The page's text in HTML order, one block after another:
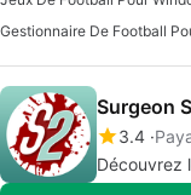
Surgeon
3.4
Découvrez